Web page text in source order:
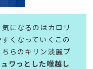
になるのはカロリ
くなっていくこの
らのキリン淡麗プ
ワっとした喉越し